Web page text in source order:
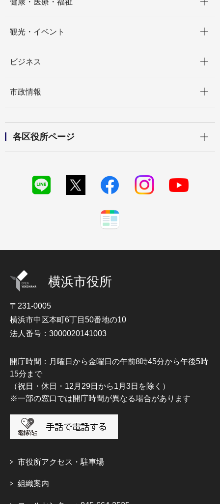
健康・医療・福祉
観光・イベント
ビジネス
市政情報
各区役所ページ
横浜市役所
〒231-0005
横浜市中区本町6丁目50番地の10
法人番号：3000020141003
開庁時間：月曜日から金曜日の午前8時45分から午後5時
15分まで
（祝日・休日・12月29日から1月3日を除く）
※一部の窓口では開庁時間が異なる場合があります
市役所アクセス・駐車場
組織案内